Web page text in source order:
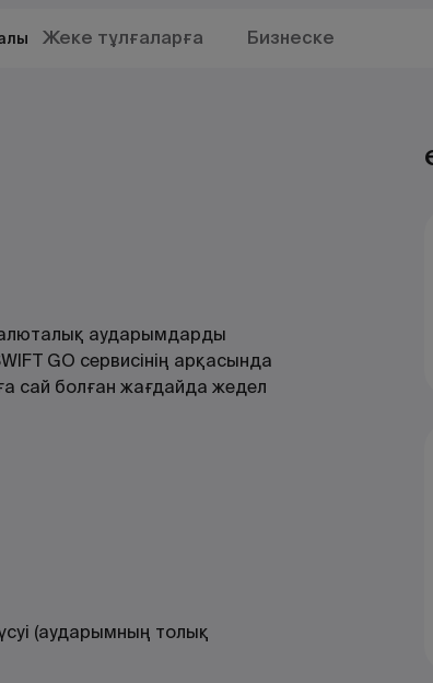
Жеке тұлғаларға Бизнеске
аударымдарды
GO сервисінің арқасында
сай болған жағдайда жедел
(аударымның толық